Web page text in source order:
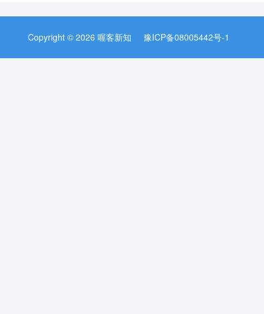
Copyright © 2026 喔客新知 豫ICP备08005442号-1